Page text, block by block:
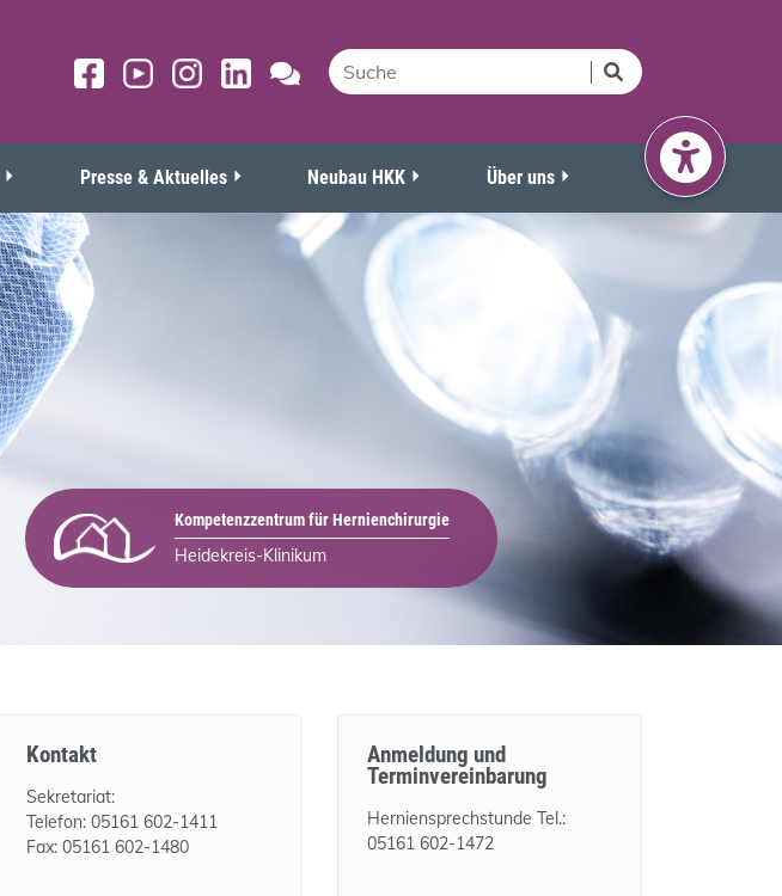
Presse & Aktuelles Neubau HKK Über uns
Kompetenzzentrum für Hernienchirurgie
Heidekreis-Klinikum
Kontakt
Sekretariat:
Telefon: 05161 602-1411
Fax: 05161 602-1480
Anmeldung und
Terminvereinbarung
Herniensprechstunde Tel.:
05161 602-1472